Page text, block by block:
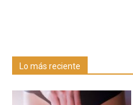
Lo más reciente